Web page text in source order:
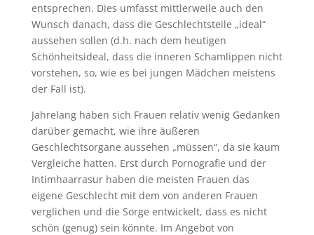
entsprechen. Dies umfasst mittlerweile auch den
Wunsch danach, dass die Geschlechtsteile „ideal“
aussehen sollen (d.h. nach dem heutigen
Schönheitsideal, dass die inneren Schamlippen nicht
vorstehen, so, wie es bei jungen Mädchen meistens
der Fall ist).
Jahrelang haben sich Frauen relativ wenig Gedanken
darüber gemacht, wie ihre äußeren
Geschlechtsorgane aussehen „müssen“, da sie kaum
Vergleiche hatten. Erst durch Pornografie und der
Intimhaarrasur haben die meisten Frauen das
eigene Geschlecht mit dem von anderen Frauen
verglichen und die Sorge entwickelt, dass es nicht
schön (genug) sein könnte. Im Angebot von